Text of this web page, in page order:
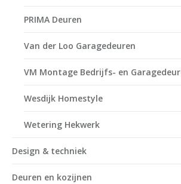
PRIMA Deuren
Van der Loo Garagedeuren
VM Montage Bedrijfs- en
Wesdijk Homestyle
Wetering Hekwerk
Design & techniek
Deuren en kozijnen